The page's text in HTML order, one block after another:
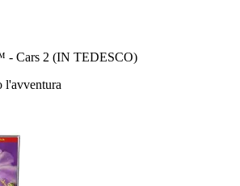
- Cars 2 (IN TEDESCO)
l'avventura